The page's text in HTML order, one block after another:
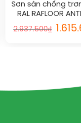
Sơn sàn chống
RAL RAFLOOR
1005
2.937.500₫